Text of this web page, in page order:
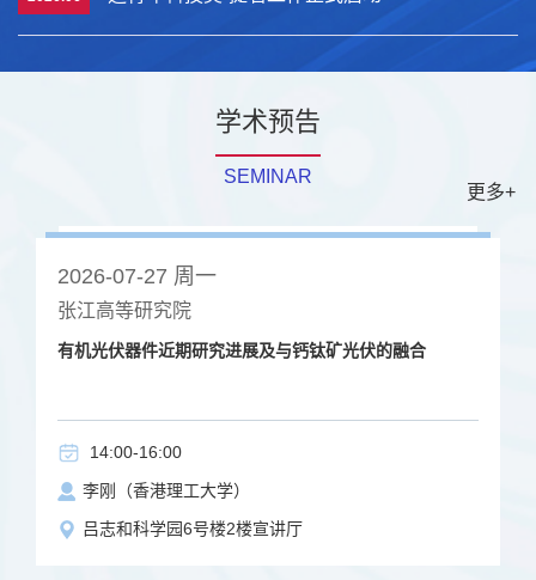
学术预告
SEMINAR
更多+
2026-07-27 周一
张江高等研究院
有机光伏器件近期研究进展及与钙钛矿光伏的融合
14:00-16:00
李刚（香港理工大学）
吕志和科学园6号楼2楼宣讲厅